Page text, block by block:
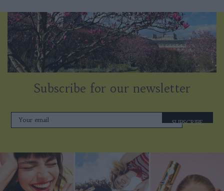
Subscribe for our newsletter
SUBSCRIBE